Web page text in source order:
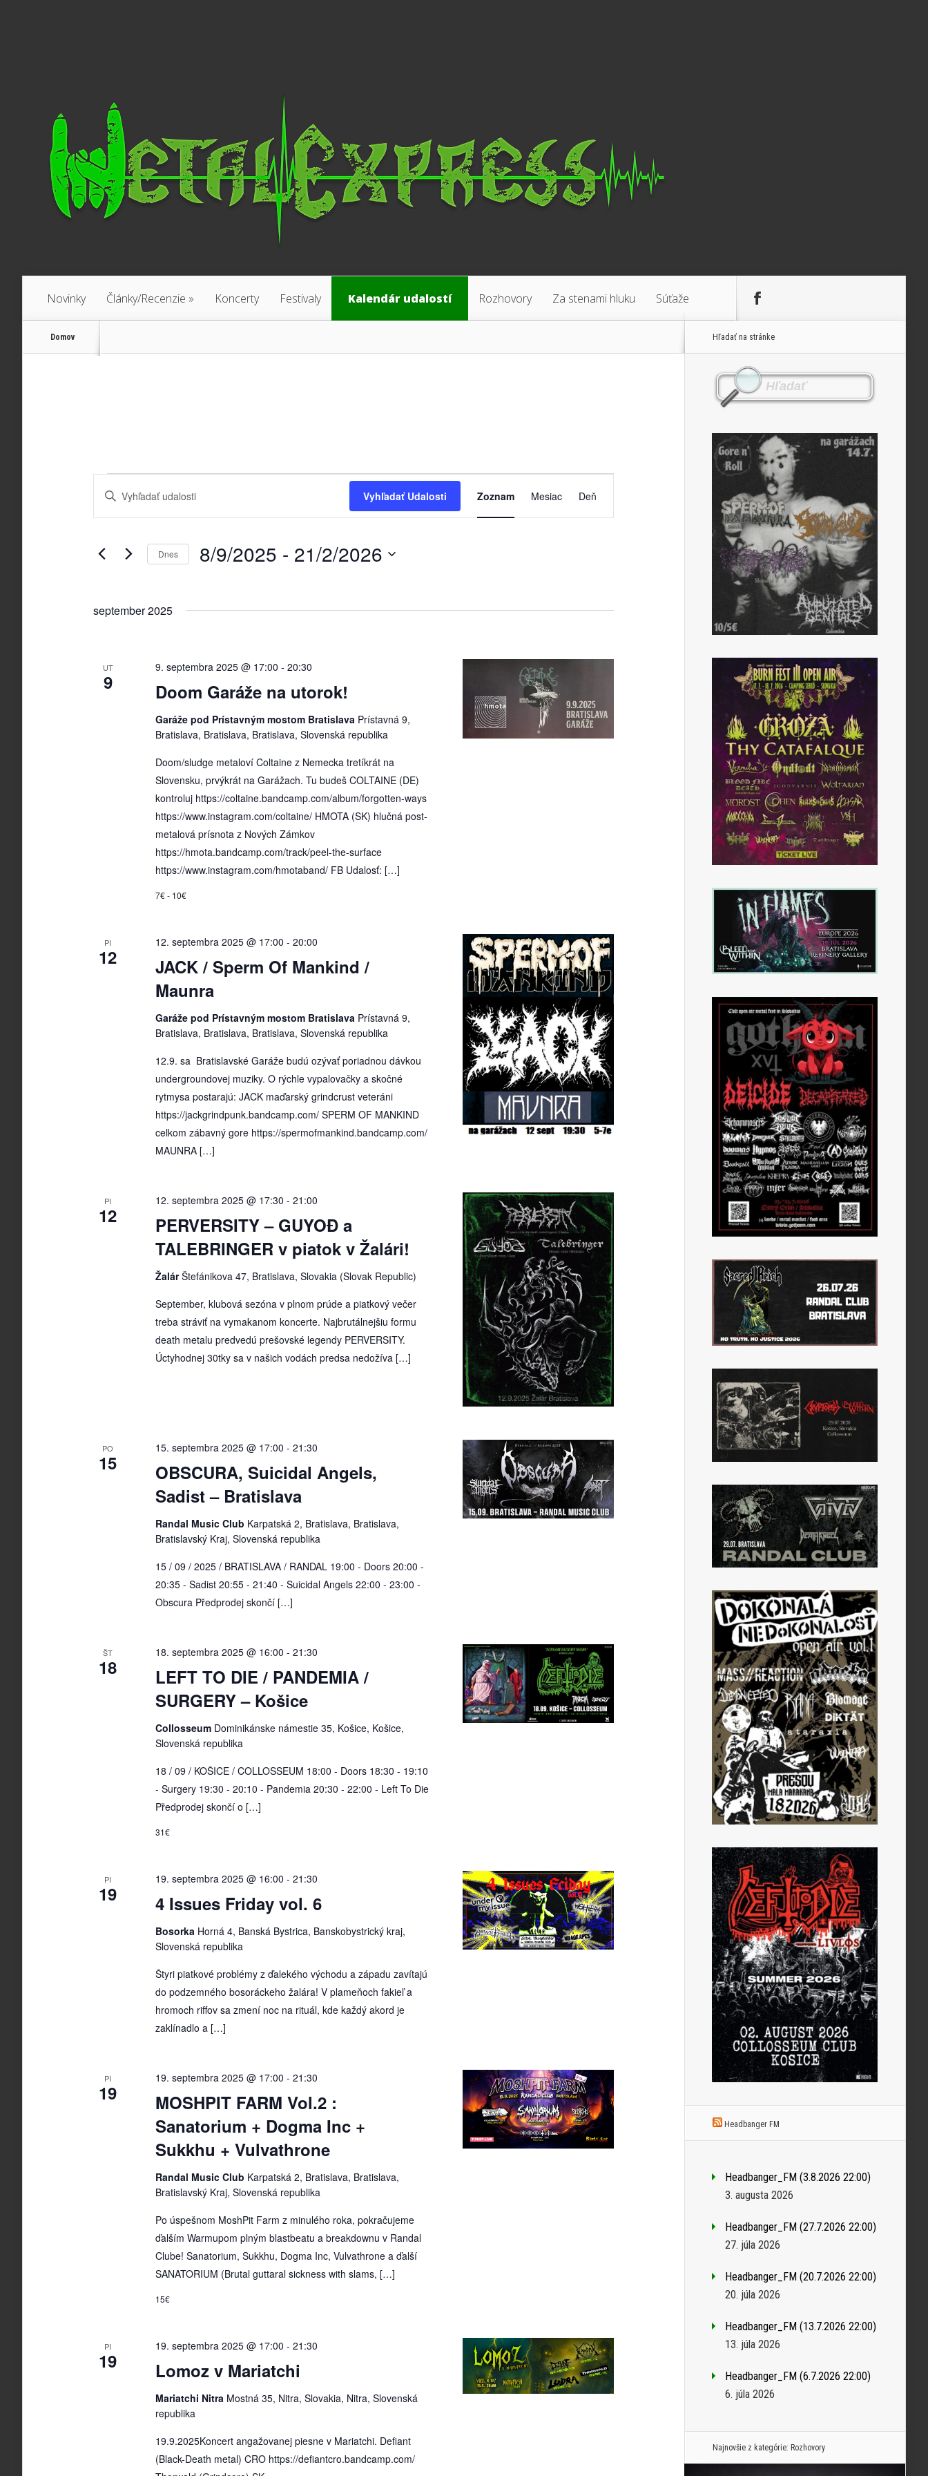
Novinky Články/Recenzie » Koncerty Festivaly Kalendár udalostí Rozhovory Za stenami hluku Súťaže
Domov
Udalosti
Search
and
Navigation
Enter
Keyword.
for
Keyword.
Vyhľadať Udalosti
Navigácie
Zoznam Mesiac Deň
Dnes 8/9/2025 - 21/2/2026
september 2025
UT
9 Doom Garáže na utorok!
9. septembra 2025 @ 17:00 - 20:30
Garáže pod Prístavným mostom Bratislava Prístavná 9,
Bratislava, Bratislava, Bratislava, Slovenská republika
Doom/sludge metaloví Coltaine z Nemecka tretíkrát na
Slovensku, prvýkrát na Garážach. Tu budeš COLTAINE (DE)
kontroluj https://coltaine.bandcamp.com/album/forgotten-ways
https://www.instagram.com/coltaine/ HMOTA (SK) hlučná post-
metalová prísnota z Nových Zámkov
https://hmota.bandcamp.com/track/peel-the-surface
https://www.instagram.com/hmotaband/ FB Udalosť: […]
7€ - 10€
PI
12
JACK / Sperm Of Mankind /
Maunra
12. septembra 2025 @ 17:00 - 20:00
Garáže pod Prístavným mostom Bratislava Prístavná 9,
Bratislava, Bratislava, Bratislava, Slovenská republika
12.9. sa Bratislavské Garáže budú ozývať poriadnou dávkou
undergroundovej muziky. O rýchle vypalovačky a skočné
rytmysa postarajú: JACK maďarský grindcrust veteráni
https://jackgrindpunk.bandcamp.com/ SPERM OF MANKIND
celkom zábavný gore https://spermofmankind.bandcamp.com/
MAUNRA […]
PI
12
PERVERSITY – GUYOÐ a
TALEBRINGER v piatok v Žalári!
12. septembra 2025 @ 17:30 - 21:00
ŽalárŠtefánikova 47, Bratislava, Slovakia (Slovak Republic)
September, klubová sezóna v plnom prúde a piatkový večer
treba stráviť na vymakanom koncerte. Najbrutálnejšiu formu
death metalu predvedú prešovské legendy PERVERSITY.
Úctyhodnej 30tky sa v našich vodách predsa nedožíva […]
PO
15
OBSCURA, Suicidal Angels,
Sadist – Bratislava
15. septembra 2025 @ 17:00 - 21:30
Randal Music Club Karpatská 2, Bratislava, Bratislava,
Bratislavský Kraj, Slovenská republika
15 / 09 / 2025 / BRATISLAVA / RANDAL 19:00 - Doors 20:00 -
20:35 - Sadist 20:55 - 21:40 - Suicidal Angels 22:00 - 23:00 -
Obscura Předprodej skončí […]
ŠT
18
LEFT TO DIE / PANDEMIA /
SURGERY – Košice
18. septembra 2025 @ 16:00 - 21:30
Collosseum Dominikánske námestie 35, Košice, Košice,
Slovenská republika
18 / 09 / KOŠICE / COLLOSSEUM 18:00 - Doors 18:30 - 19:10
- Surgery 19:30 - 20:10 - Pandemia 20:30 - 22:00 - Left To Die
Předprodej skončí o […]
31€
PI
19 4 Issues Friday vol. 6
19. septembra 2025 @ 16:00 - 21:30
Bosorka Horná 4, Banská Bystrica, Banskobystrický kraj,
Slovenská republika
Štyri piatkové problémy z ďalekého východu a západu zavítajú
do podzemného bosoráckeho žalára! V plameňoch fakieľ a
hromoch riffov sa zmení noc na rituál, kde každý akord je
zaklínadlo a […]
PI
19
MOSHPIT FARM Vol.2 :
Sanatorium + Dogma Inc +
Sukkhu + Vulvathrone
19. septembra 2025 @ 17:00 - 21:30
Randal Music Club Karpatská 2, Bratislava, Bratislava,
Bratislavský Kraj, Slovenská republika
Po úspešnom MoshPit Farm z minulého roka, pokračujeme
ďalším Warmupom plným blastbeatu a breakdownu v Randal
Clube! Sanatorium, Sukkhu, Dogma Inc, Vulvathrone a ďalší
SANATORIUM (Brutal guttaral sickness with slams, […]
15€
PI
19 Lomoz v Mariatchi
19. septembra 2025 @ 17:00 - 21:30
Mariatchi Nitra Mostná 35, Nitra, Slovakia, Nitra, Slovenská
republika
19.9.2025Koncert angažovanej piesne v Mariatchi. Defiant
(Black-Death metal) CRO https://defiantcro.bandcamp.com/
Hľadať na stránke
Headbanger FM
Headbanger_FM (3.8.2026 22:00)
3. augusta 2026
Headbanger_FM (27.7.2026 22:00)
27. júla 2026
Headbanger_FM (20.7.2026 22:00)
20. júla 2026
Headbanger_FM (13.7.2026 22:00)
13. júla 2026
Headbanger_FM (6.7.2026 22:00)
6. júla 2026
Najnovšie z kategórie: Rozhovory